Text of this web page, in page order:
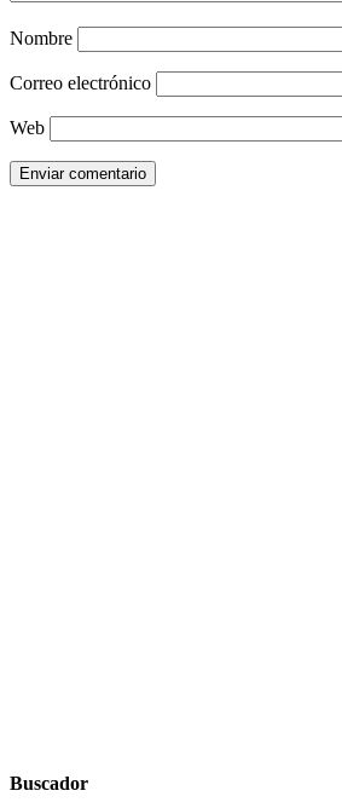
Nombre
Correo electrónico
Web
Buscador